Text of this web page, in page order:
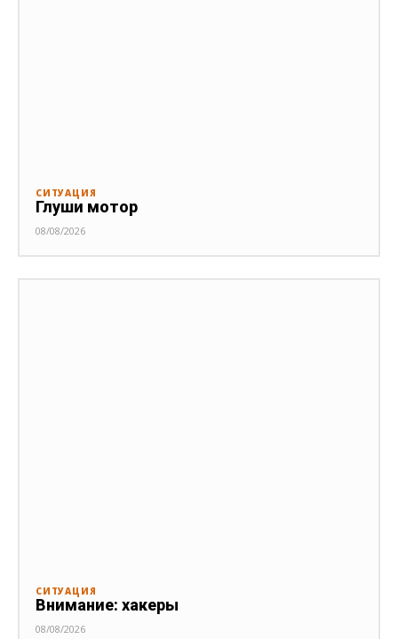
СИТУАЦИЯ
Глуши мотор
08/08/2026
СИТУАЦИЯ
Внимание: хакеры
08/08/2026